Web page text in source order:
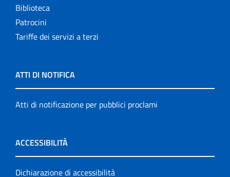
Biblioteca
Patrocini
Tariffe dei servizi a terzi
ATTI DI NOTIFICA
Atti di notificazione per pubblici proclami
ACCESSIBILITÀ
Dichiarazione di accessibilità